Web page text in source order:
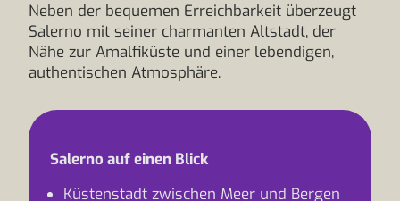
Neben der bequemen Erreichbarkeit überzeugt
Salerno mit seiner charmanten Altstadt, der
Nähe zur Amalfiküste und einer lebendigen,
authentischen Atmosphäre.
Salerno auf einen Blick
Küstenstadt zwischen Meer und Bergen